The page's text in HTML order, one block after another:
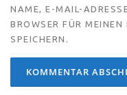
NAME, E-MAIL-
BROWSER FÜR
SPEICHERN.